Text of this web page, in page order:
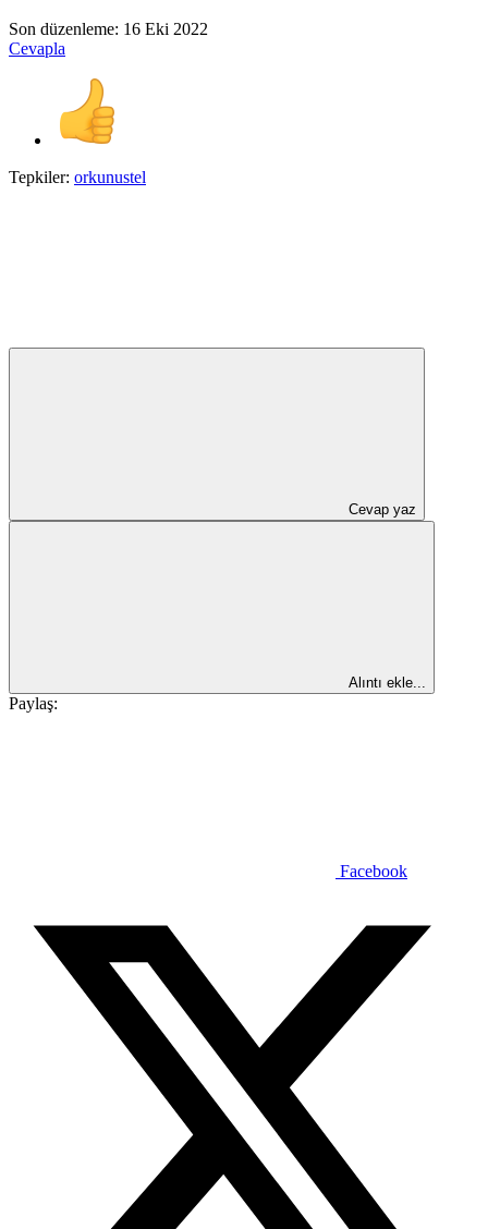
Son düzenleme: 16 Eki 2022
Cevapla
Tepkiler: orkunustel
Cevap yaz
Alıntı ekle...
Paylaş:
Facebook